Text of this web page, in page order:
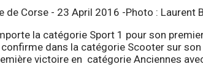
la catégorie Sport 1 pour son
confirme dans la catégorie Scooter sur
victoire en catégorie Anciennes